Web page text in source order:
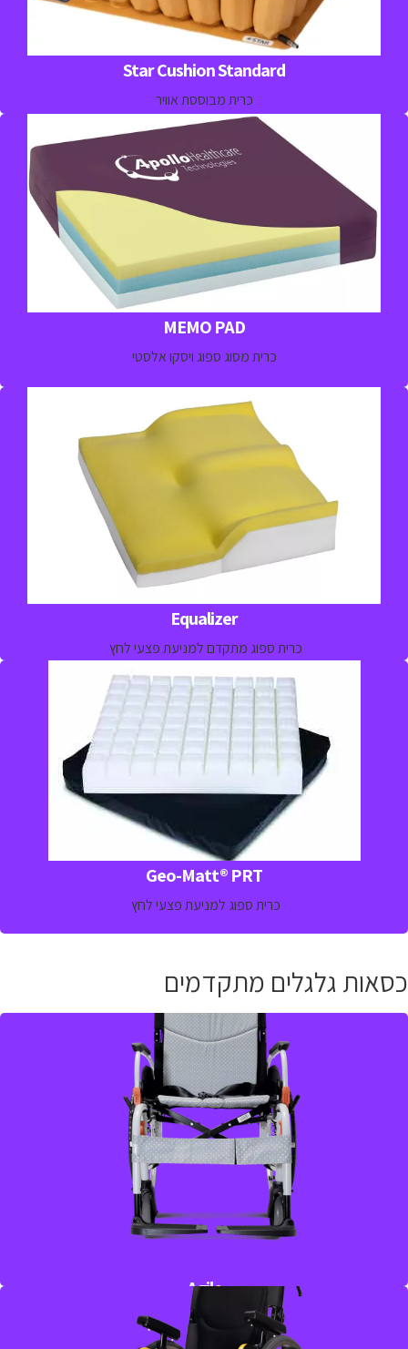
Star Cushion Standard
כרית מבוססת אוויר
MEMO PAD
כרית מסוג ספוג ויסקו אלסטי
כרית ויסקו אלסטי לפיזור לחצים לנוחות והפחתת לחץ בזמן
הישיבה למטופלים בסיכון גבוהה לפתח פצעי לחץ
למידע נוסף חייגו
03-5329157
Equalizer
כרית ספוג מתקדם למניעת פצעי לחץ
כרית משולבת ג'ל וספוג ויסקו אלסטי למניעת פצעי לחץ או כאבים
למטופלים בסיכון בינוני- גבוה לפתח פצעי לחץ
למידע נוסף חייגו
03-5329157
Geo-Matt® PRT
כרית ספוג למניעת פצעי לחץ
כרית ספוג למניעה וטיפול פצעי לחץ למטופלים בסיכון נמוך-בינוני
לפתח פצעי לחץ
למידע נוסף חייגו
כסאות גלגלים מתקדמים
Agile
כיסא גלגלים קל משקל פריק
כיסא גלגלים קל משקלו ויציב מתקפל בקלות לתא המטען ומאפשר
הכנסה קלה ונוחה לרכב
למידע נוסף חייגו
כיסא גלגלים לילדים קל משקל שמתאים את עצמו לצרכים